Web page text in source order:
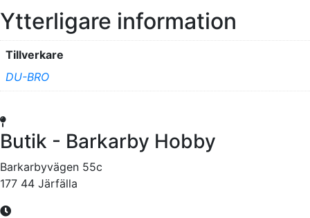
Ytterligare information
Tillverkare
DU-BRO
Butik - Barkarby Hobby
Barkarbyvägen 55c
177 44 Järfälla